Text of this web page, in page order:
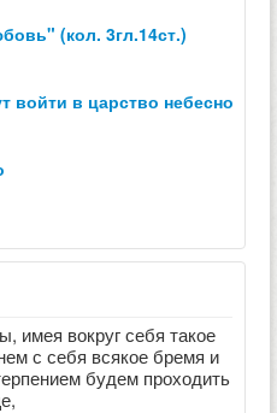
(кол. 3гл.14ст.)
войти в царство небесное？
имея вокруг себя такое
с себя всякое бремя и
будем проходить